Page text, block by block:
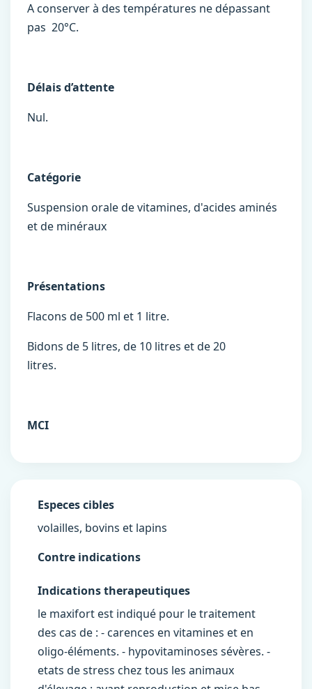
A conserver à des températures ne dépassant
pas 20°C.
Délais d’attente
Nul.
Catégorie
Suspension orale de vitamines, d'acides aminés
et de minéraux
Présentations
Flacons de 500 ml et 1 litre.
Bidons de 5 litres, de 10 litres et de 20
litres.
MCI
Especes cibles
volailles, bovins et lapins
Contre indications
Indications therapeutiques
le maxifort est indiqué pour le traitement
des cas de : - carences en vitamines et en
oligo-éléments. - hypovitaminoses sévères. -
etats de stress chez tous les animaux